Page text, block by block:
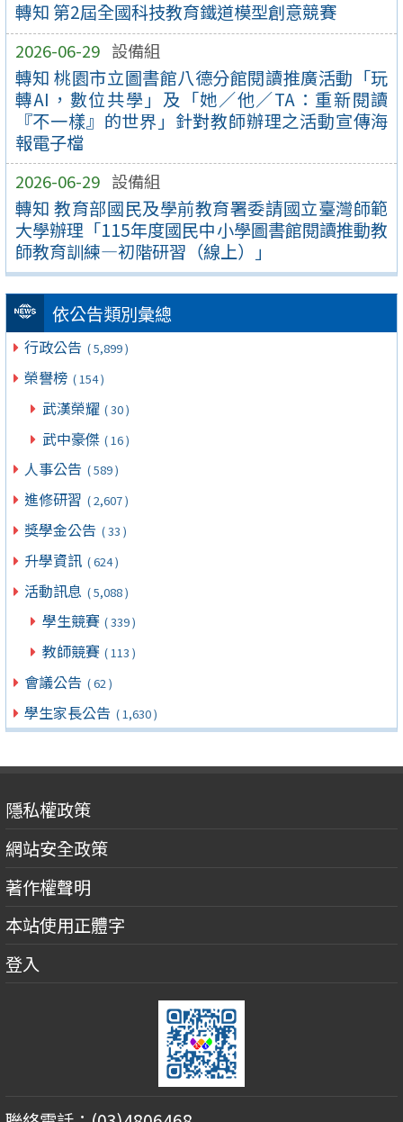
轉知 第2屆全國科技教育鐵道模型創意競賽
2026-06-29 設備組
轉知 桃園市立圖書館八德分館閱讀推廣活動「玩
轉AI，數位共學」及「她／他／TA：重新閱讀
『不一樣』的世界」針對教師辦理之活動宣傳海
報電子檔
2026-06-29 設備組
轉知 教育部國民及學前教育署委請國立臺灣師範
大學辦理「115年度國民中小學圖書館閱讀推動教
師教育訓練—初階研習（線上）」
依公告類別彙總
行政公告 ( 5,899 )
榮譽榜 ( 154 )
武漢榮耀 ( 30 )
武中豪傑 ( 16 )
人事公告 ( 589 )
進修研習 ( 2,607 )
獎學金公告 ( 33 )
升學資訊 ( 624 )
活動訊息 ( 5,088 )
學生競賽 ( 339 )
教師競賽 ( 113 )
會議公告 ( 62 )
學生家長公告 ( 1,630 )
隱私權政策
網站安全政策
著作權聲明
本站使用正體字
登入